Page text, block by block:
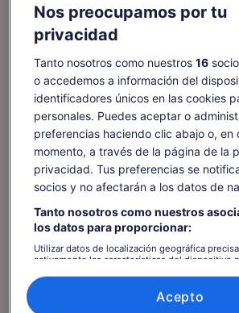
Descubre diminutos caballitos de mar
diferentes especies
Observa a nuestras nutrias chapotear
golosinas
Ver más
Comprobar
Fechas
vie, 7 ago - vie, 21 ago
Número de personas
1 adulto
vie., 7 ago. sáb., 8 ago. dom., 9 ago.
21 €
Nos preocupamos por tu
privacidad
Tanto nosotros como nuestros 16
o accedemos a información del
identificadores únicos en las cookies
personales. Puedes aceptar o
preferencias haciendo clic abajo o, en
momento, a través de la página de la
privacidad. Tus preferencias se
socios y no afectarán a los datos de
Tanto nosotros como nuestros
los datos para proporcionar:
Utilizar datos de localización geográfica
activamente las características del dispositivo
acceder a ella. Publicidad y contenido
publicidad y contenido, investigación de
Acepto